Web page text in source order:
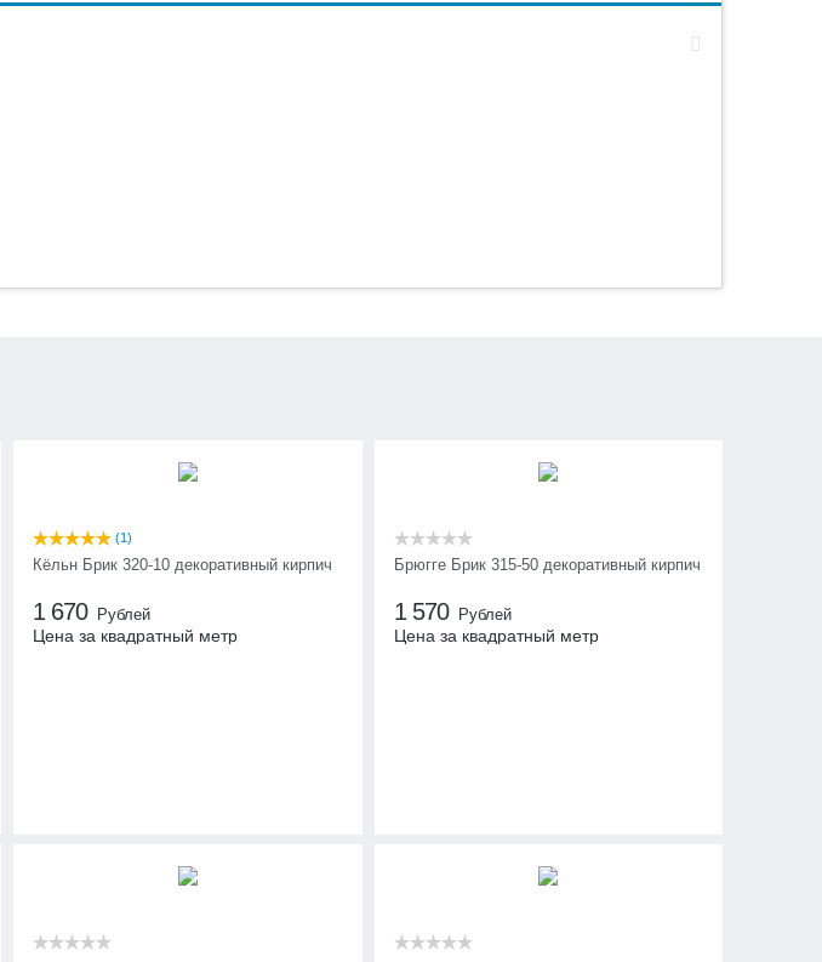
(1)
Кёльн Брик 320-10 декоративный кирпич
1 670 Рублей
Цена за квадратный метр
Брюгге Брик 315-50 декоративный кирпич
1 570 Рублей
Цена за квадратный метр